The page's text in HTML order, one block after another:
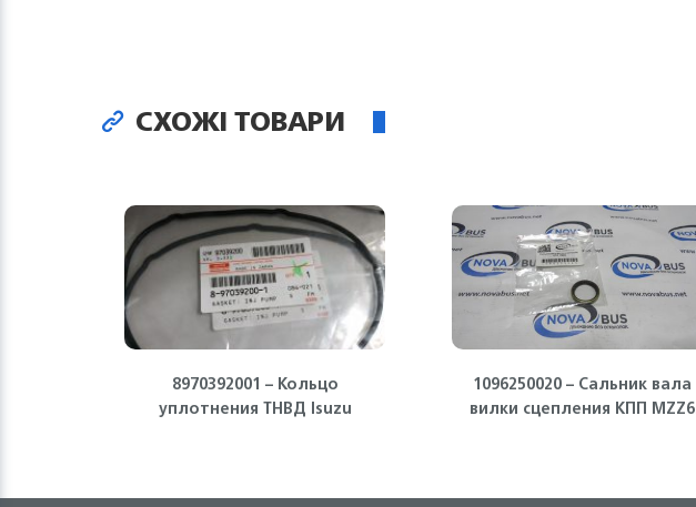
СХОЖІ ТОВАРИ
8970392001 – Кольцо
уплотнения ТНВД Isuzu
1096250020 – Сальник вала
вилки сцепления КПП MZZ6